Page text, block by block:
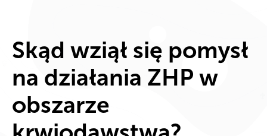
Skąd wziął się pomysł
na działania ZHP w
obszarze